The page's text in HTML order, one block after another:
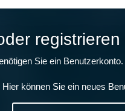
registrieren
Sie ein Benutzerkonto.
Hier können Sie ein neues